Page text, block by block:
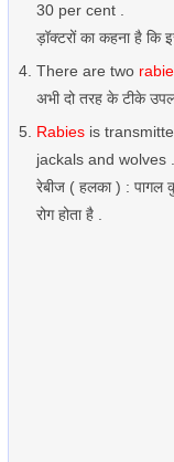
30 per cent .
ड़ॉक्टरों का कहना है कि
There are two
अभी दो तरह के टीके
Rabies is
jackals and wolves .
रेबीज ( हलका ) : पागल
रोग होता है .